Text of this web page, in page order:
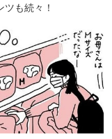
も続々！